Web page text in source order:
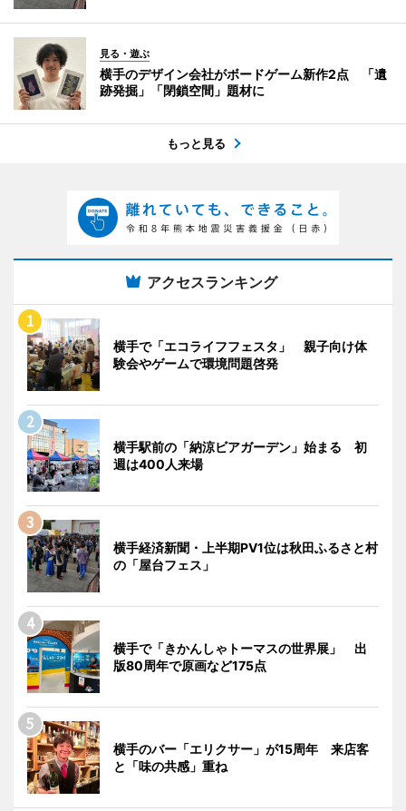
見る・遊ぶ
横手のデザイン会社がボードゲーム新作2点 「遺
跡発掘」「閉鎖空間」題材に
もっと見る
アクセスランキング
横手で「エコライフフェスタ」 親子向け体
験会やゲームで環境問題啓発
横手駅前の「納涼ビアガーデン」始まる 初
週は400人来場
横手経済新聞・上半期PV1位は秋田ふるさと村
の「屋台フェス」
横手で「きかんしゃトーマスの世界展」 出
版80周年で原画など175点
横手のバー「エリクサー」が15周年 来店客
と「味の共感」重ね